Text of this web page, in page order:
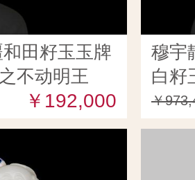
田籽玉玉牌
不动明王
￥192,000
穆宇
白籽
籽）
￥